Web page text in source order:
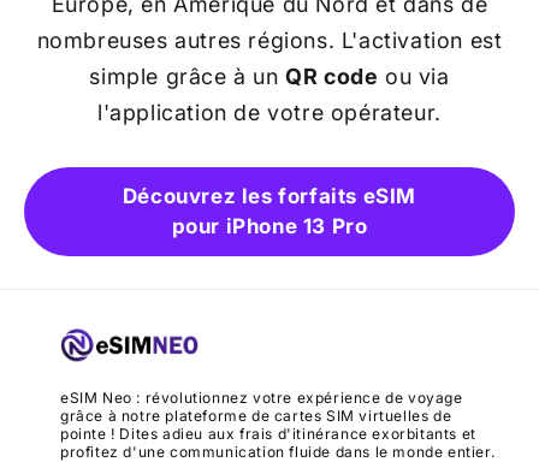
nombreuses autres régions. L'activation est
simple grâce à unQR code ou via
l'application de votre opérateur.
Découvrez les forfaits eSIM
pour iPhone 13 Pro
eSIM Neo : révolutionnez votre expérience de voyage
grâce à notre plateforme de cartes SIM virtuelles de
pointe ! Dites adieu aux frais d'itinérance exorbitants et
profitez d'une communication fluide dans le monde entier.